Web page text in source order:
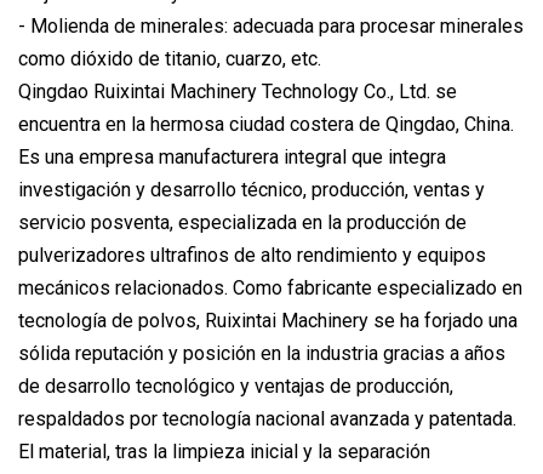
- Molienda de minerales: adecuada para procesar minerales
como dióxido de titanio, cuarzo, etc.
Qingdao Ruixintai Machinery Technology Co., Ltd. se
encuentra en la hermosa ciudad costera de Qingdao, China.
Es una empresa manufacturera integral que integra
investigación y desarrollo técnico, producción, ventas y
servicio posventa, especializada en la producción de
pulverizadores ultrafinos de alto rendimiento y equipos
mecánicos relacionados. Como fabricante especializado en
tecnología de polvos, Ruixintai Machinery se ha forjado una
sólida reputación y posición en la industria gracias a años
de desarrollo tecnológico y ventajas de producción,
respaldados por tecnología nacional avanzada y patentada.
El material, tras la limpieza inicial y la separación